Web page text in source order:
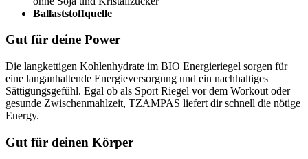
Ballaststoffquelle
Gut für deine Power
Die langkettigen Kohlenhydrate im BIO Energieriegel sorgen für
eine langanhaltende Energieversorgung und ein nachhaltiges
Sättigungsgefühl. Egal ob als Sport Riegel vor dem Workout oder
gesunde Zwischenmahlzeit, TZAMPAS liefert dir schnell die nötige
Energy.
Gut für deinen Körper